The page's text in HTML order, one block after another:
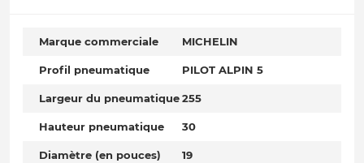
Marque commerciale MICHELIN
Profil pneumatique PILOT ALPIN 5
Largeur du pneumatique255
Hauteur pneumatique 30
Diamètre (en pouces) 19